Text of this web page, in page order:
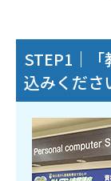
STEP1｜
込みくださ